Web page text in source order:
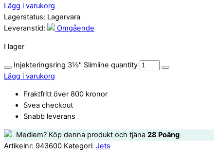
Lägg i varukorg
Lagerstatus: Lagervara
Leveranstid:
Omgående
I lager
Injekteringsring 3½" Slimline quantity
Lägg i varukorg
Fraktfritt över 800 kronor
Svea checkout
Snabb leverans
Medlem? Köp denna produkt och tjäna 28 Poäng
Artikelnr: 943600 Kategori: Jets